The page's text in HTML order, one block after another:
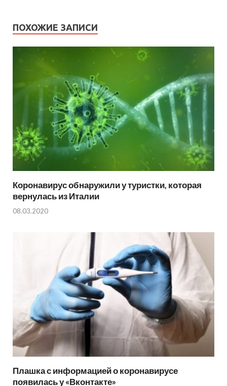
ПОХОЖИЕ ЗАПИСИ
Коронавирус обнаружили у туристки, которая
вернулась из Италии
08.03.2020
Плашка с информацией о коронавирусе
появилась у «Вконтакте»